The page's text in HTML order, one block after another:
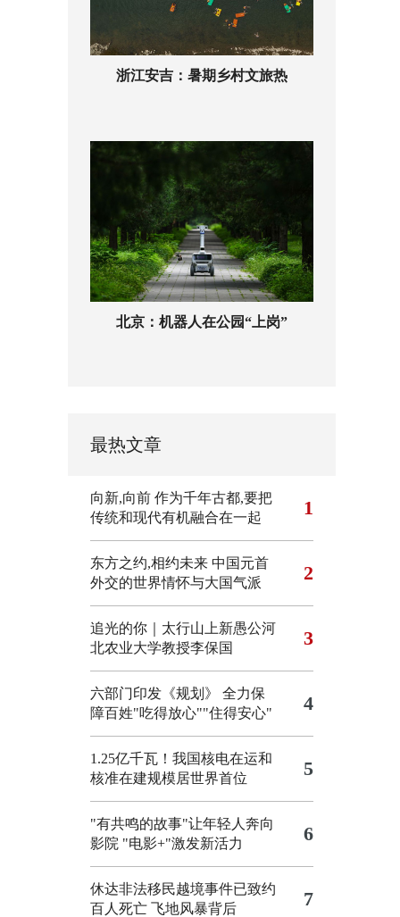
浙江安吉：暑期乡村文旅热
北京：机器人在公园“上岗”
最热文章
向新,向前 作为千年古都,要把
传统和现代有机融合在一起
1
东方之约,相约未来 中国元首
外交的世界情怀与大国气派
2
追光的你｜太行山上新愚公河
北农业大学教授李保国
3
六部门印发《规划》 全力保
障百姓"吃得放心""住得安心"
4
1.25亿千瓦！我国核电在运和
核准在建规模居世界首位
5
"有共鸣的故事"让年轻人奔向
影院 "电影+"激发新活力 6
休达非法移民越境事件已致约
百人死亡 飞地风暴背后 7